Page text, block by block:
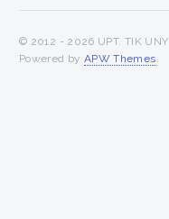
© 2012 - 2026 UPT. TIK UNY
Powered by APW Themes